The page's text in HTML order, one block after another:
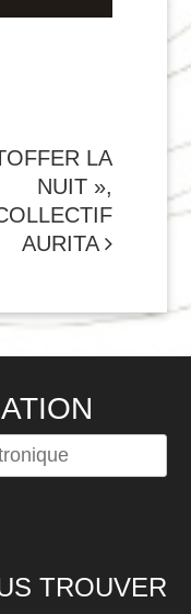
LA
NUIT »,
AURITA
TROUVER